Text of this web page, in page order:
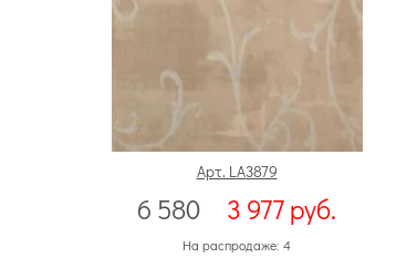
Арт. LA3879
6 580 3 977руб.
На распродаже: 4